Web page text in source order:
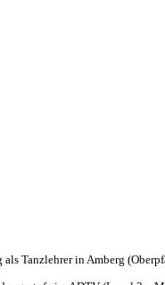
Tanzlehrer in Amberg